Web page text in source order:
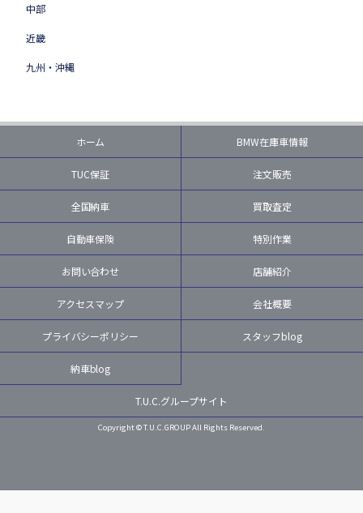
中部
近畿
九州・沖縄
ホーム BMW在庫車情報
TUC保証 注文販売
全国納車 買取査定
自動車保険 特別作業
お問い合わせ 店舗紹介
アクセスマップ 会社概要
プライバシーポリシー スタッフblog
納車blog
T.U.C.グループサイト
Copyright © T.U.C.GROUP All Rights Reserved.